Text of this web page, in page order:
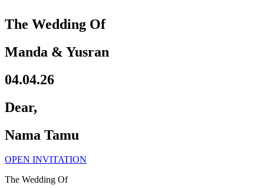
The Wedding Of
Manda & Yusran
04.04.26
Dear,
Nama Tamu
OPEN INVITATION
The Wedding Of